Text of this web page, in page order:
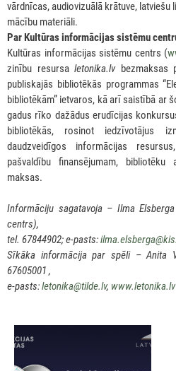
vārdnīcas, audiovizuālā krātuve,
mācību materiāli.
Par Kultūras informācijas sistēmu
Kultūras informācijas sistēmu centrs (
zinību resursaletonika.lvbezmaksas
publiskajās bibliotēkās programmas
bibliotēkām” ietvaros, kā arī saistībā ar
gadus rīko dažādus erudīcijas
bibliotēkās, rosinot iedzīvotājus
daudzveidīgos informācijas
pašvaldību finansējumam,
maksas.
Informāciju sagatavoja – Ilma
centrs),
tel. 67844902; e-pasts:
Sīkāka informācija par spēli – Anita
67605001 ,
e-pasts:letonika@tilde.lv, www.letonika.lv